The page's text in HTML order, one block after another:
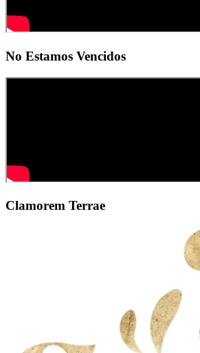
No Estamos Vencidos
Clamorem Terrae